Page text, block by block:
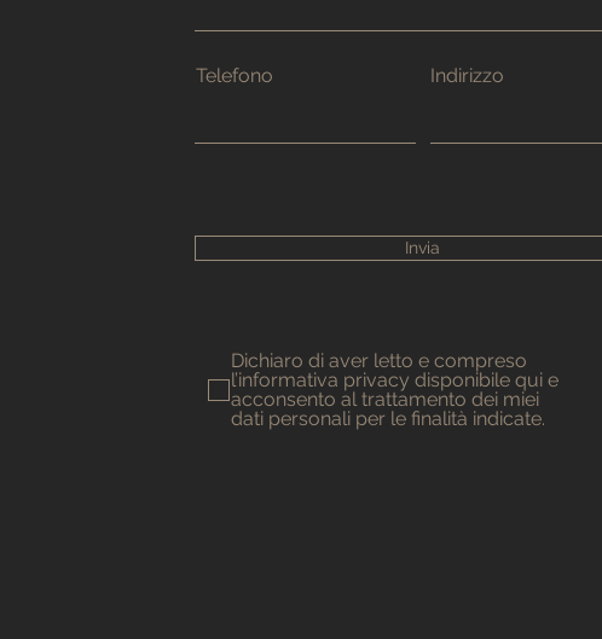
Telefono Indirizzo
Invia
Dichiaro di aver letto e compreso
l’informativa privacy disponibile qui e
acconsento al trattamento dei miei
dati personali per le finalità indicate.